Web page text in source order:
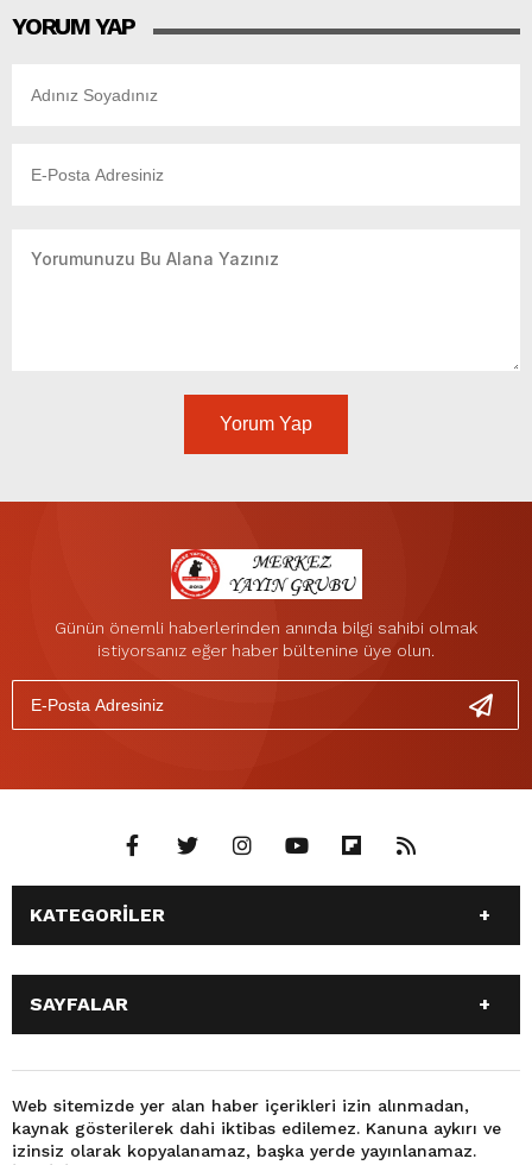
YORUM YAP
Yorum Yap
Günün önemli haberlerinden anında bilgi sahibi olmak
istiyorsanız eğer haber bültenine üye olun.
KATEGORİLER
ANASAYFA
GÜNDEM
SİYASET
SPOR
EKONOMİ
TEKNOLOJİ
3. SAYFA
BÜYÜKŞEHİR BELEDİYESİ
DÜNYA
FOTO GALERİ
KÜLTÜR SANAT
SAYFALAR
SİYASET
EĞİTİM
SPOR
EKONOMİ
Web sitemizde yer alan haber içerikleri izin alınmadan,
kaynak gösterilerek dahi iktibas edilemez. Kanuna aykırı ve
izinsiz olarak kopyalanamaz, başka yerde yayınlanamaz.